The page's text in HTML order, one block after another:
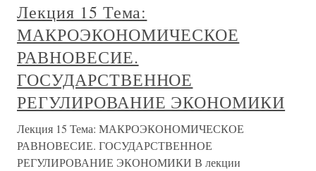
Лекция 15 Тема:
МАКРОЭКОНОМИЧЕСКОЕ
РАВНОВЕСИЕ.
ГОСУДАРСТВЕННОЕ
РЕГУЛИРОВАНИЕ ЭКОНОМИКИ
Лекция 15 Тема: МАКРОЭКОНОМИЧЕСКОЕ
РАВНОВЕСИЕ. ГОСУДАРСТВЕННОЕ
РЕГУЛИРОВАНИЕ ЭКОНОМИКИ В лекции